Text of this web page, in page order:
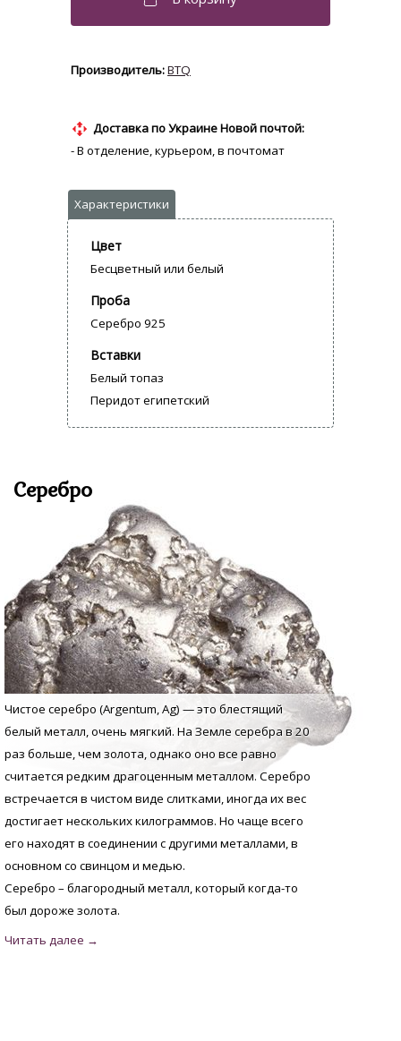
BTQ
Доставка по Украине Новой почтой:
- В отделение, курьером, в почтомат
Цвет
Бесцветный или белый
Проба
Серебро 925
Вставки
Белый топаз
Перидот египетский
Серебро
Чистое серебро (Argentum, Аg) — это блестящий
белый металл, очень мягкий. На Земле серебра в 20
раз больше, чем золота, однако оно все равно
считается редким драгоценным металлом. Серебро
встречается в чистом виде слитками, иногда их вес
достигает нескольких килограммов. Но чаще всего
его находят в соединении с другими металлами, в
основном со свинцом и медью.
Серебро – благородный металл, который когда-то
был дороже золота.